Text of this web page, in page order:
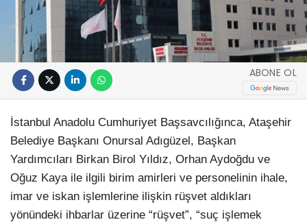
ABONE OL
İstanbul Anadolu Cumhuriyet Başsavcılığınca, Ataşehir
Belediye Başkanı Onursal Adıgüzel, Başkan
Yardımcıları Birkan Birol Yıldız, Orhan Aydoğdu ve
Oğuz Kaya ile ilgili birim amirleri ve personelinin ihale,
imar ve iskan işlemlerine ilişkin rüşvet aldıkları
yönündeki ihbarlar üzerine “rüşvet”, “suç işlemek